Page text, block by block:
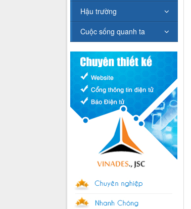
Hậu trường
Cuộc sống quanh ta